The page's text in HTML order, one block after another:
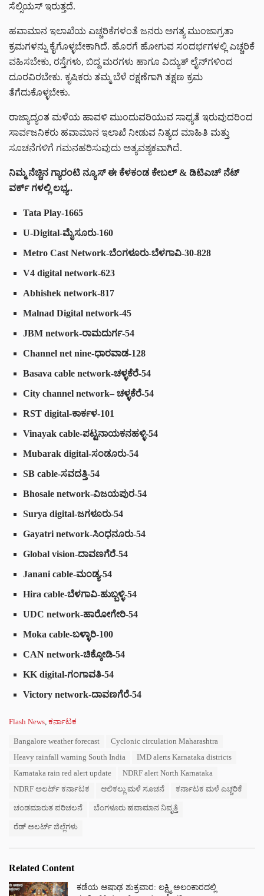
ಸೆಲ್ಸಿಯಸ್ ಇರುತ್ತದೆ.
ಹವಾಮಾನ ಇಲಾಖೆಯ ಎಚ್ಚರಿಕೆಗಳಂತೆ ಜನರು ಅಗತ್ಯ ಮುಂಜಾಗ್ರತಾ
ಕ್ರಮಗಳನ್ನು ಕೈಗೊಳ್ಳಬೇಕಾಗಿದೆ. ಹೊರಗೆ ಹೋಗುವ ಸಂದರ್ಭಗಳಲ್ಲಿ ಎಚ್ಚರಿಕೆ
ವಹಿಸಬೇಕು, ರಸ್ತೆಗಳು, ಬಿದ್ದ ಮರಗಳು ಹಾಗೂ ವಿದ್ಯುತ್ ಲೈನ್‌ಗಳಿಂದ
ದೂರವಿರಬೇಕು. ಕೃಷಿಕರು ತಮ್ಮ ಬೆಳೆ ರಕ್ಷಣೆಗಾಗಿ ತಕ್ಷಣ ಕ್ರಮ
ತೆಗೆದುಕೊಳ್ಳಬೇಕು.
ರಾಜ್ಯಾದ್ಯಂತ ಮಳೆಯ ಹಾವಳಿ ಮುಂದುವರಿಯುವ ಸಾಧ್ಯತೆ ಇರುವುದರಿಂದ
ಸಾರ್ವಜನಿಕರು ಹವಾಮಾನ ಇಲಾಖೆ ನೀಡುವ ನಿತ್ಯದ ಮಾಹಿತಿ ಮತ್ತು
ಸೂಚನೆಗಳಿಗೆ ಗಮನಹರಿಸುವುದು ಅತ್ಯವಶ್ಯಕವಾಗಿದೆ.
ನಿಮ್ಮ ನೆಚ್ಚಿನ ಗ್ಯಾರಂಟಿ ನ್ಯೂಸ್ ಈ ಕೆಳಕಂಡ ಕೇಬಲ್ & ಡಿಟಿಎಚ್ ನೆಟ್
ವರ್ಕ್ ಗಳಲ್ಲಿ ಲಭ್ಯ..
Tata Play-1665
U-Digital-ಮೈಸೂರು-160
Metro Cast Network-ಬೆಂಗಳೂರು-ಬೆಳಗಾವಿ-30-828
V4 digital network-623
Abhishek network-817
Malnad Digital network-45
JBM network-ರಾಮದುರ್ಗ-54
Channel net nine-ಧಾರವಾಡ-128
Basava cable network-ಚಳ್ಳಕೆರೆ-54
City channel network– ಚಳ್ಳಕೆರೆ-54
RST digital-ಕಾರ್ಕಳ-101
Vinayak cable-ಪಟ್ಟನಾಯಕನಹಳ್ಳಿ-54
Mubarak digital-ಸಂಡೂರು-54
SB cable-ಸವದತ್ತಿ-54
Bhosale network-ವಿಜಯಪುರ-54
Surya digital-ಜಗಳೂರು-54
Gayatri network-ಸಿಂಧನೂರು-54
Global vision-ದಾವಣಗೆರೆ-54
Janani cable-ಮಂಡ್ಯ-54
Hira cable-ಬೆಳಗಾವಿ-ಹುಬ್ಬಳ್ಳಿ-54
UDC network-ಹಾರೋಗೇರಿ-54
Moka cable-ಬಳ್ಳಾರಿ-100
CAN network-ಚಿಕ್ಕೋಡಿ-54
KK digital-ಗಂಗಾವತಿ-54
Victory network-ದಾವಣಗೆರೆ-54
C
Flash News ಕರ್ನಾಟಕ
Bangalore weather forecast
Cyclonic circulation Maharashtra
Heavy rainfall warning South India
IMD alerts Karnataka districts
Karnataka rain red alert update
NDRF alert North Karnataka
NDRF ಅಲರ್ಟ್ ಕರ್ನಾಟಕ
ಆಲಿಕಲ್ಲು ಮಳೆ ಸೂಚನೆ ಕರ್ನಾಟಕ ಮಳೆ ಎಚ್ಚರಿಕೆ
ಚಂಡಮಾರುತ ಪರಿಚಲನೆ ಬೆಂಗಳೂರು ಹವಾಮಾನ ನಿವೃತ್ತಿ
ರೆಡ್ ಅಲರ್ಟ್ ಜಿಲ್ಲೆಗಳು
Related Content
ಕಡೆಯ ಆಷಾಢ ಶುಕ್ರವಾರ: ಲಕ್ಷ್ಮಿ ಅಲಂಕಾರದಲ್ಲಿ